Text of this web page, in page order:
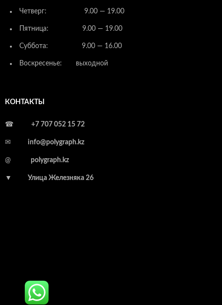
Четверг: 9.00 — 19.00
Пятница: 9.00 — 19.00
Суббота: 9.00 — 16.00
Воскресенье: выходной
КОНТАКТЫ
☎ +7 707 052 15 72
✉ info@polygraph.kz
@ polygraph.kz
▼ Улица Железняка 26